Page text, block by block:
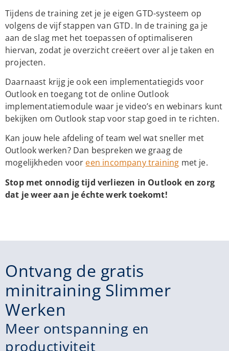
Tijdens de training zet je je eigen GTD-systeem op
volgens de vijf stappen van GTD. In de training ga je
aan de slag met het toepassen of optimaliseren
hiervan, zodat je overzicht creëert over al je taken en
projecten.
Daarnaast krijg je ook een implementatiegids voor
Outlook en toegang tot de online Outlook
implementatiemodule waar je video’s en webinars kunt
bekijken om Outlook stap voor stap goed in te richten.
Kan jouw hele afdeling of team wel wat sneller met
Outlook werken? Dan bespreken we graag de
mogelijkheden voor een incompany training met je.
Stop met onnodig tijd verliezen in Outlook en zorg
dat je weer aan je échte werk toekomt!
Ontvang de gratis
minitraining Slimmer
Werken
Meer ontspanning en
productiviteit